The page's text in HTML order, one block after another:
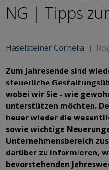
NG | Tipps
Haselsteiner Cornelia |
Zum Jahresende sind
steuerliche
wobei wir Sie - wie
unterstützen möchten.
heuer wieder die
sowie wichtige
Unternehmensbereich
darüber zu informieren,
bevorstehenden